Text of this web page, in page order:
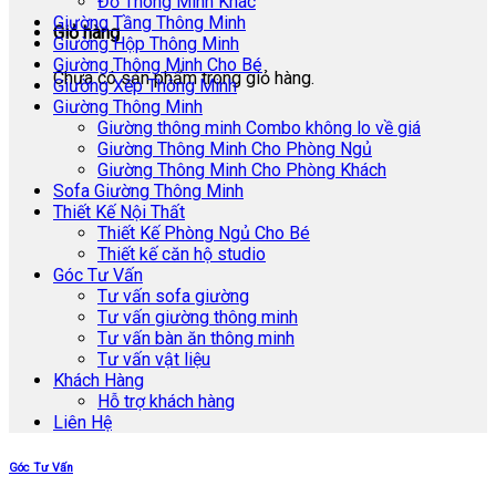
Giỏ hàng
Chưa có sản phẩm trong giỏ hàng.
Giường Tầng Thông Minh
Giường Hộp Thông Minh
Giường Thông Minh Cho Bé
Giường Xếp Thông Minh
Giường Thông Minh
Giường thông minh Combo không lo về giá
Giường Thông Minh Cho Phòng Ngủ
Giường Thông Minh Cho Phòng Khách
Sofa Giường Thông Minh
Thiết Kế Nội Thất
Thiết Kế Phòng Ngủ Cho Bé
Thiết kế căn hộ studio
Góc Tư Vấn
Tư vấn sofa giường
Tư vấn giường thông minh
Tư vấn bàn ăn thông minh
Tư vấn vật liệu
Khách Hàng
Hỗ trợ khách hàng
Liên Hệ
Góc Tư Vấn